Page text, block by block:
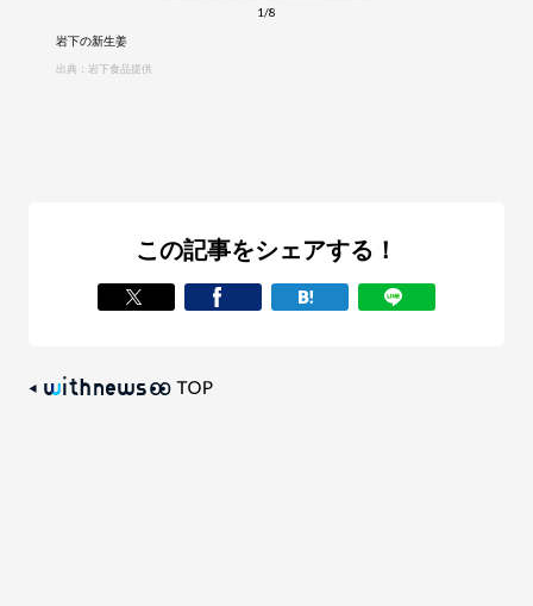
1/8
岩下の新生姜
出典：岩下食品提供
この記事をシェアする！